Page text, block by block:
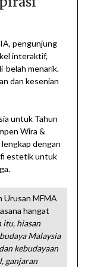
pengunjung
interaktif,
belah menarik.
dan kesenian
untuk Tahun
Wira &
dengan
estetik untuk
Urusan MFMA
hangat
itu, hiasan
Malaysia
kebudayaan
ganjaran